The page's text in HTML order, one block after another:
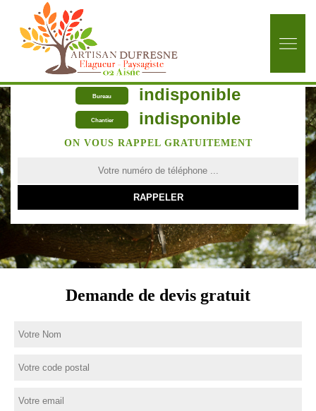
Bureau indisponible
Chantier indisponible
ON VOUS RAPPEL GRATUITEMENT
Demande de devis gratuit